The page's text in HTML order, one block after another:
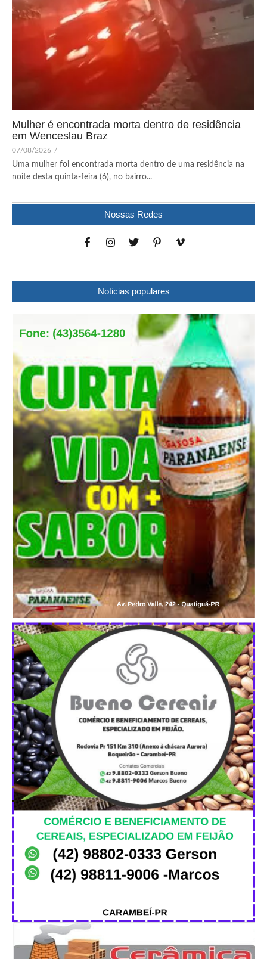
Mulher é encontrada morta dentro de residência
em Wenceslau Braz
07/08/2026 /
Uma mulher foi encontrada morta dentro de uma residência na
noite desta quinta-feira (6), no bairro...
Nossas Redes
Noticias populares